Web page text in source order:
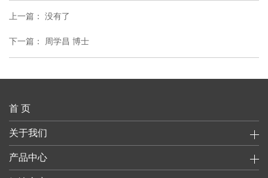
上一篇： 没有了
下一篇： 周学昌 博士
首 页
关于我们
产品中心